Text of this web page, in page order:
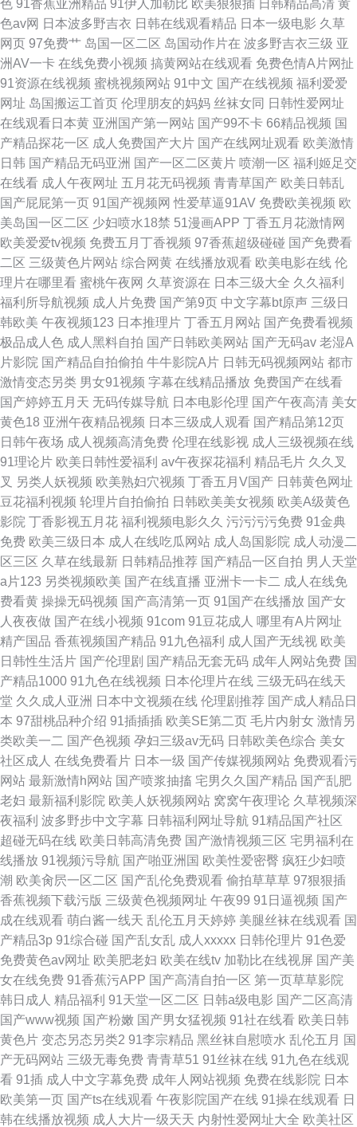
色 91香蕉亚洲精品 91伊人加勒比 欧美狠狠插 日韩精品高清 黄
色av网 日本波多野吉衣 日韩在线观看精品 日本一级电影 久草
网页 97免费艹 岛国一区二区 岛国动作片在 波多野吉衣三级 亚
洲AV一卡 在线免费小视频 搞黄网站在线观看 免费色情A片网扯
91资源在线视频 蜜桃视频网站 91中文 国产在线视频 福利爱爱
网址 岛国搬运工首页 伦理朋友的妈妈 丝袜女同 日韩性爱网址
在线观看日本黄 亚洲国产第一网站 国产99不卡 66精品视频 国
产精品探花一区 成人免费国产大片 国产在线网址观看 欧美激情
日韩 国产精品无码亚洲 国产一区二区黄片 喷潮一区 福利姬足交
在线看 成人午夜网址 五月花无码视频 青青草国产 欧美日韩乱
国产屁屁第一页 91国产视频网 性爱草逼91AV 免费欧美视频 欧
美岛国一区二区 少妇喷水18禁 51漫画APP 丁香五月花激情网
欧美爱爱tv视频 免费五月丁香视频 97香蕉超级碰碰 国产免费看
二区 三级黄色片网站 综合网黄 在线播放观看 欧美电影在线 伦
理片在哪里看 蜜桃午夜网 久草资源在 日本三级大全 久久福利
福利所导航视频 成人片免费 国产第9页 中文字幕bt原声 三级日
韩欧美 午夜视频123 日本推理片 丁香五月网站 国产免费看视频
极品成人色 成人黑料自拍 国产日韩欧美网站 国产无码av 老湿A
片影院 国产精品自拍偷拍 牛牛影院A片 日韩无码视频网站 都市
激情变态另类 男女91视频 字幕在线精品播放 免费国产在线看
国产婷婷五月天 无码传媒导航 日本电影伦理 国产午夜高清 美女
黄色18 亚洲午夜精品视频 日本三级成人观看 国产精品第12页
日韩午夜场 成人视频高清免费 伦理在线影视 成人三级视频在线
91理论片 欧美日韩性爱福利 av午夜探花福利 精品毛片 久久叉
叉 另类人妖视频 欧美熟妇穴视频 丁香五月V国产 日韩黄色网址
豆花福利视频 轮理片自拍偷拍 日韩欧美美女视频 欧美A级黄色
影院 丁香影视五月花 福利视频电影久久 污污污污免费 91金典
免费 欧美三级日本 成人在线吃瓜网站 成人岛国影院 成人动漫二
区三区 久草在线最新 日韩精品推荐 国产精品一区自拍 男人天堂
a片123 另类视频欧美 国产在线直播 亚洲卡一卡二 成人在线免
费看黄 操操无码视频 国产高清第一页 91国产在线播放 国产女
人夜夜做 国产在线小视频 91com 91豆花成人 哪里有A片网址
精产国品 香蕉视频国产精品 91九色福利 成人国产无线视 欧美
日韩性生活片 国产伦理剧 国产精品无套无码 成年人网站免费 国
产精品1000 91九色在线视频 日本伦理片在线 三级无码在线天
堂 久久成人亚洲 日本中文视频在线 伦理剧推荐 国产成人精品日
本 97甜桃品种介绍 91插插插 欧美SE第二页 毛片内射女 激情另
类欧美一二 国产色视频 孕妇三级av无码 日韩欧美色综合 美女
社区成人 在线免费看片 日本一级 国产传媒视频网站 免费观看污
网站 最新激情h网站 国产喷浆抽搐 宅男久久国产精品 国产乱肥
老妇 最新福利影院 欧美人妖视频网站 窝窝午夜理论 久草视频深
夜福利 波多野步中文字幕 日韩福利网址导航 91精品国产社区
超碰无码在线 欧美日韩高清免费 国产激情视频三区 宅男福利在
线播放 91视频污导航 国产啪亚洲国 欧美性爱密臀 疯狂少妇喷
潮 欧美肏屄一区二区 国产乱伦免费观看 偷拍草草草 97狠狠插
香蕉视频下载污版 三级黄色视频网址 午夜99 91日逼视频 国产
成在线观看 萌白酱一线天 乱伦五月天婷婷 美腿丝袜在线观看 国
产精品3p 91综合碰 国产乱女乱 成人xxxxx 日韩伦理片 91色爱
免费黄色av网址 欧美肥老妇 欧美在线tv 加勒比在线视屏 国产美
女在线免费 91香蕉污APP 国产高清自拍一区 第一页草草影院
韩日成人 精品福利 91天堂一区二区 日韩a级电影 国产二区高清
国产www视频 国产粉嫩 国产男女猛视频 91社在线看 欧美日韩
黄色片 变态另态另类2 91李宗精品 黑丝袜自慰喷水 乱伦五月 国
产无码网站 三级无毒免费 青青草51 91丝袜在线 91九色在线观
看 91插 成人中文字幕免费 成年人网站视频 免费在线影院 日本
欧美第一页 国产ts在线观看 午夜影院国产在线 91操在线观看 日
韩在线播放视频 成人大片一级天天 内射性爱网址大全 欧美社区